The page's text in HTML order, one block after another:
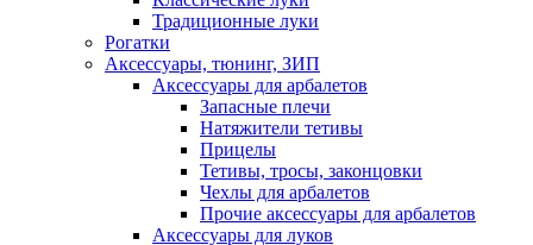
Традиционные луки
Рогатки
Аксессуары, тюнинг, ЗИП
Аксессуары для арбалетов
Запасные плечи
Натяжители тетивы
Прицелы
Тетивы, тросы, законцовки
Чехлы для арбалетов
Прочие аксессуары для арбалетов
Аксессуары для луков